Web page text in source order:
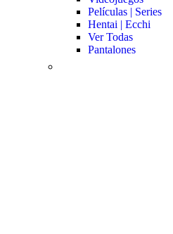
Películas | Series
Hentai | Ecchi
Ver Todas
Pantalones